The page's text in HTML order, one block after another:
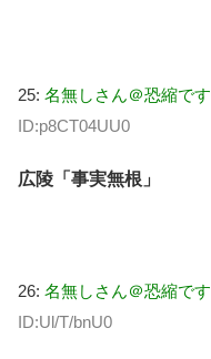
25: 名無しさん＠恐縮です
ID:p8CT04UU0
広陵「事実無根」
26: 名無しさん＠恐縮です
ID:Ul/T/bnU0